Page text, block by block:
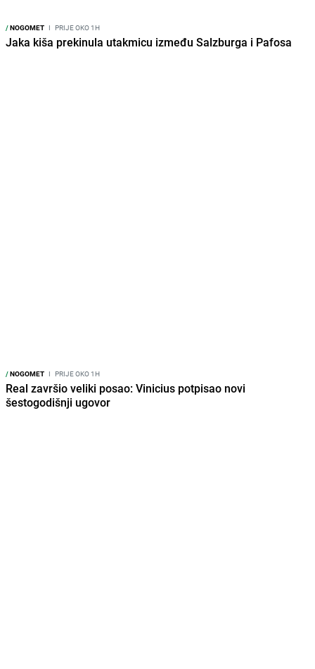
/NOGOMET I PRIJE OKO 1H
Jaka kiša prekinula utakmicu između Salzburga i Pafosa
/NOGOMET I PRIJE OKO 1H
Real završio veliki posao: Vinicius potpisao novi
šestogodišnji ugovor